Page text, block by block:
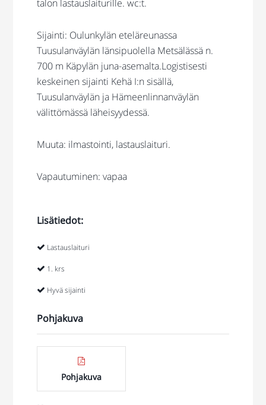
talon lastauslaiturille. wc:t.
Sijainti: Oulunkylän eteläreunassa
Tuusulanväylän länsipuolella Metsälässä n.
700 m Käpylän juna-asemalta.Logistisesti
keskeinen sijainti Kehä I:n sisällä,
Tuusulanväylän ja Hämeenlinnanväylän
välittömässä läheisyydessä.
Muuta: ilmastointi, lastauslaituri.
Vapautuminen: vapaa
Lisätiedot:
Lastauslaituri
1. krs
Hyvä sijainti
Pohjakuva
Pohjakuva